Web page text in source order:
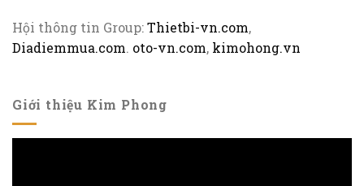
Hội thông tin Group:Thietbi-vn.com,
Diadiemmua.com. oto-vn.com, kimohong.vn
Giới thiệu Kim Phong